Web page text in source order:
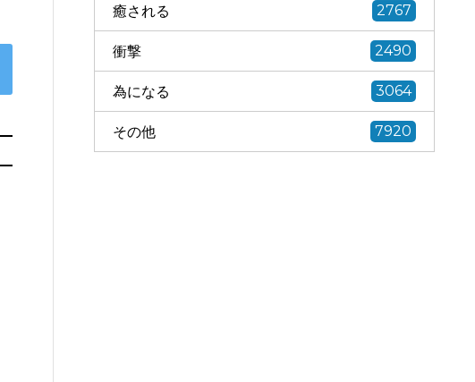
癒される 2767
衝撃 2490
為になる 3064
その他 7920